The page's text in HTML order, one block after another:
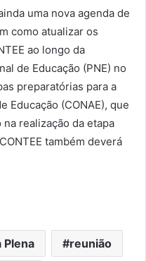
uma nova agenda de
como atualizar os
ao longo da
de Educação (PNE) no
preparatórias para a
Educação (CONAE), que
realização da etapa
também deverá
reunião